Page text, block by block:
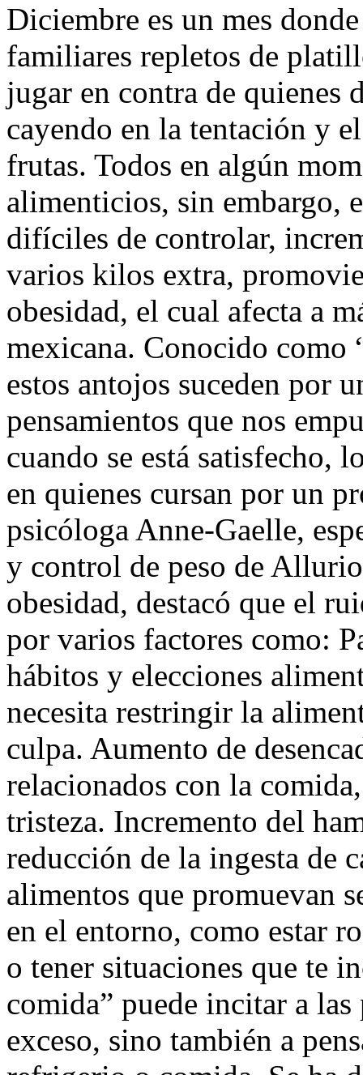
Diciembre es un mes
familiares repletos de
jugar en contra de quienes
cayendo en la tentación y
frutas. Todos en algún
alimenticios, sin embargo,
difíciles de controlar,
varios kilos extra,
obesidad, el cual afecta a
mexicana. Conocido como
estos antojos suceden por
pensamientos que nos
cuando se está satisfecho,
en quienes cursan por un
psicóloga Anne-Gaelle,
y control de peso de
obesidad, destacó que el
por varios factores como:
hábitos y elecciones
necesita restringir la
culpa. Aumento de
relacionados con la
tristeza. Incremento del
reducción de la ingesta de
alimentos que promuevan
en el entorno, como estar
o tener situaciones que te
comida” puede incitar a
exceso, sino también a